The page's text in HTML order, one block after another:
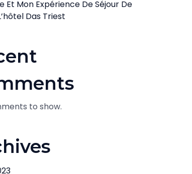
Et Mon Expérience De Séjour De
Das Triest
to show.